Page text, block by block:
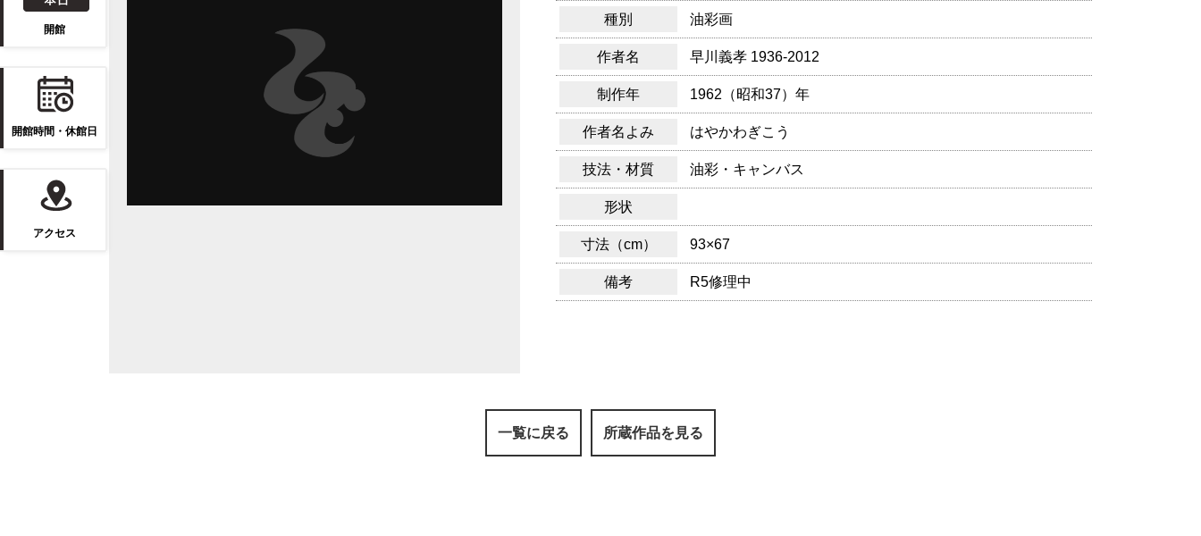
開館
開館時間・休館日
アクセス
種別 油彩画
作者名 早川義孝 1936-2012
制作年 1962（昭和37）年
作者名よみ はやかわぎこう
技法・材質 油彩・キャンバス
形状
寸法（cm） 93×67
備考 R5修理中
一覧に戻る 所蔵作品を見る